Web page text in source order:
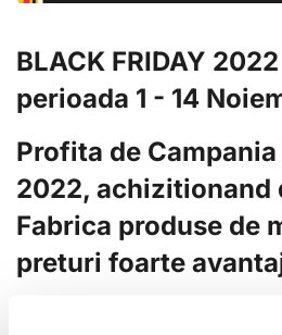
BLACK FRIDAY
perioada 1 - 14
Profita de
2022, achizitionand
Fabrica produse de
preturi foarte
Campania ,,TAMOS